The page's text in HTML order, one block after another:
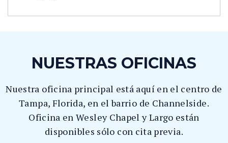
NUESTRAS OFICINAS
Nuestra oficina principal está aquí en el centro de
Tampa, Florida, en el barrio de Channelside.
Oficina en Wesley Chapel y Largo están
disponibles sólo con cita previa.